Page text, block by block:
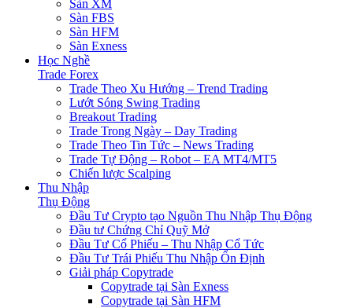
Sàn XM
Sàn FBS
Sàn HFM
Sàn Exness
Học Nghề
Trade Forex
Trade Theo Xu Hướng – Trend Trading
Lướt Sóng Swing Trading
Breakout Trading
Trade Trong Ngày – Day Trading
Trade Theo Tin Tức – News Trading
Trade Tự Động – Robot – EA MT4/MT5
Chiến lược Scalping
Thu Nhập
Thụ Động
Đầu Tư Crypto tạo Nguồn Thu Nhập Thụ Động
Đầu tư Chứng Chỉ Quỹ Mở
Đầu Tư Cổ Phiếu – Thu Nhập Cổ Tức
Đầu Tư Trái Phiếu Thu Nhập Ổn Định
Giải pháp Copytrade
Copytrade tại Sàn Exness
Copytrade tại Sàn HFM